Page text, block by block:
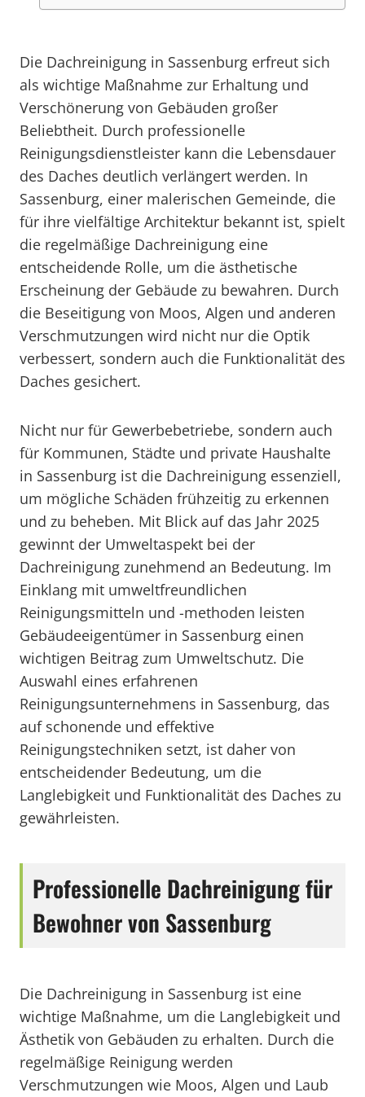
Die Dachreinigung in Sassenburg erfreut sich
als wichtige Maßnahme zur Erhaltung und
Verschönerung von Gebäuden großer
Beliebtheit. Durch professionelle
Reinigungsdienstleister kann die Lebensdauer
des Daches deutlich verlängert werden. In
Sassenburg, einer malerischen Gemeinde, die
für ihre vielfältige Architektur bekannt ist, spielt
die regelmäßige Dachreinigung eine
entscheidende Rolle, um die ästhetische
Erscheinung der Gebäude zu bewahren. Durch
die Beseitigung von Moos, Algen und anderen
Verschmutzungen wird nicht nur die Optik
verbessert, sondern auch die Funktionalität des
Daches gesichert.
Nicht nur für Gewerbebetriebe, sondern auch
für Kommunen, Städte und private Haushalte
in Sassenburg ist die Dachreinigung essenziell,
um mögliche Schäden frühzeitig zu erkennen
und zu beheben. Mit Blick auf das Jahr 2025
gewinnt der Umweltaspekt bei der
Dachreinigung zunehmend an Bedeutung. Im
Einklang mit umweltfreundlichen
Reinigungsmitteln und -methoden leisten
Gebäudeeigentümer in Sassenburg einen
wichtigen Beitrag zum Umweltschutz. Die
Auswahl eines erfahrenen
Reinigungsunternehmens in Sassenburg, das
auf schonende und effektive
Reinigungstechniken setzt, ist daher von
entscheidender Bedeutung, um die
Langlebigkeit und Funktionalität des Daches zu
gewährleisten.
Professionelle Dachreinigung für
Bewohner von Sassenburg
Die Dachreinigung in Sassenburg ist eine
wichtige Maßnahme, um die Langlebigkeit und
Ästhetik von Gebäuden zu erhalten. Durch die
regelmäßige Reinigung werden
Verschmutzungen wie Moos, Algen und Laub